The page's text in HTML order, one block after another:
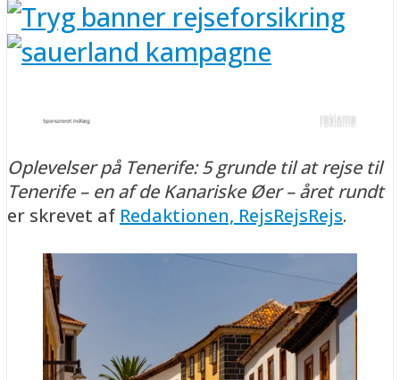
Oplevelser på Tenerife: 5 grunde til at rejse til
Tenerife – en af de Kanariske Øer – året rundt
er skrevet af Redaktionen, RejsRejsRejs.